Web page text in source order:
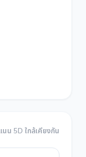
นน 5D ใกล้เคียงกัน